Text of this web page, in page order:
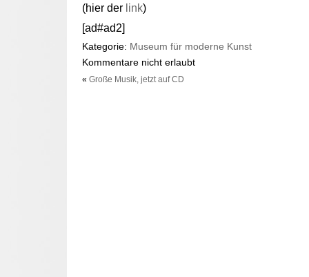
(hier der link)
[ad#ad2]
Kategorie: Museum für moderne Kunst
Kommentare nicht erlaubt
« Große Musik, jetzt auf CD